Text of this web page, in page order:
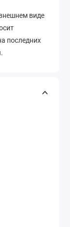
виде
последних